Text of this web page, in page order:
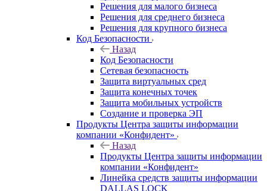
Решения для малого бизнеса
Решения для среднего бизнеса
Решения для крупного бизнеса
Код Безопасности
Назад
Код Безопасности
Сетевая безопасность
Защита виртуальных сред
Защита конечных точек
Защита мобильных устройств
Создание и проверка ЭП
Продукты Центра защиты информации
компании «Конфидент»
Назад
Продукты Центра защиты информации
компании «Конфидент»
Линейка средств защиты информации
DALLAS LOCK